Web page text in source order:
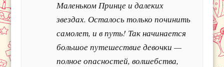
Маленьком Принце и далеких
звездах. Осталось только починить
самолет, и в путь! Так начинается
большое путешествие девочки —
полное опасностей, волшебства,